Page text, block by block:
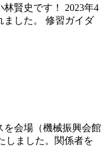
賢史です！ 2023年4
ました。 修習ガイダ
を会場（機械振興会館
しました。関係者を